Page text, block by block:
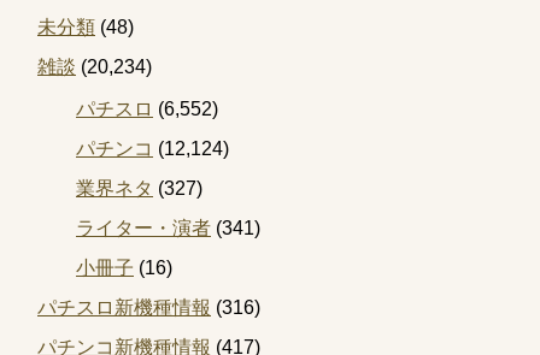
未分類 (48)
雑談 (20,234)
パチスロ (6,552)
パチンコ (12,124)
業界ネタ (327)
ライター・演者 (341)
小冊子 (16)
パチスロ新機種情報 (316)
パチンコ新機種情報 (417)